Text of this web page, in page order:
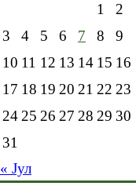
1
2
3
4 5 6 7 8
9
10 11 12 13 14 15 16
17 18 19 20 21 22 23
24 25 26 27 28 29 30
31
« Јул